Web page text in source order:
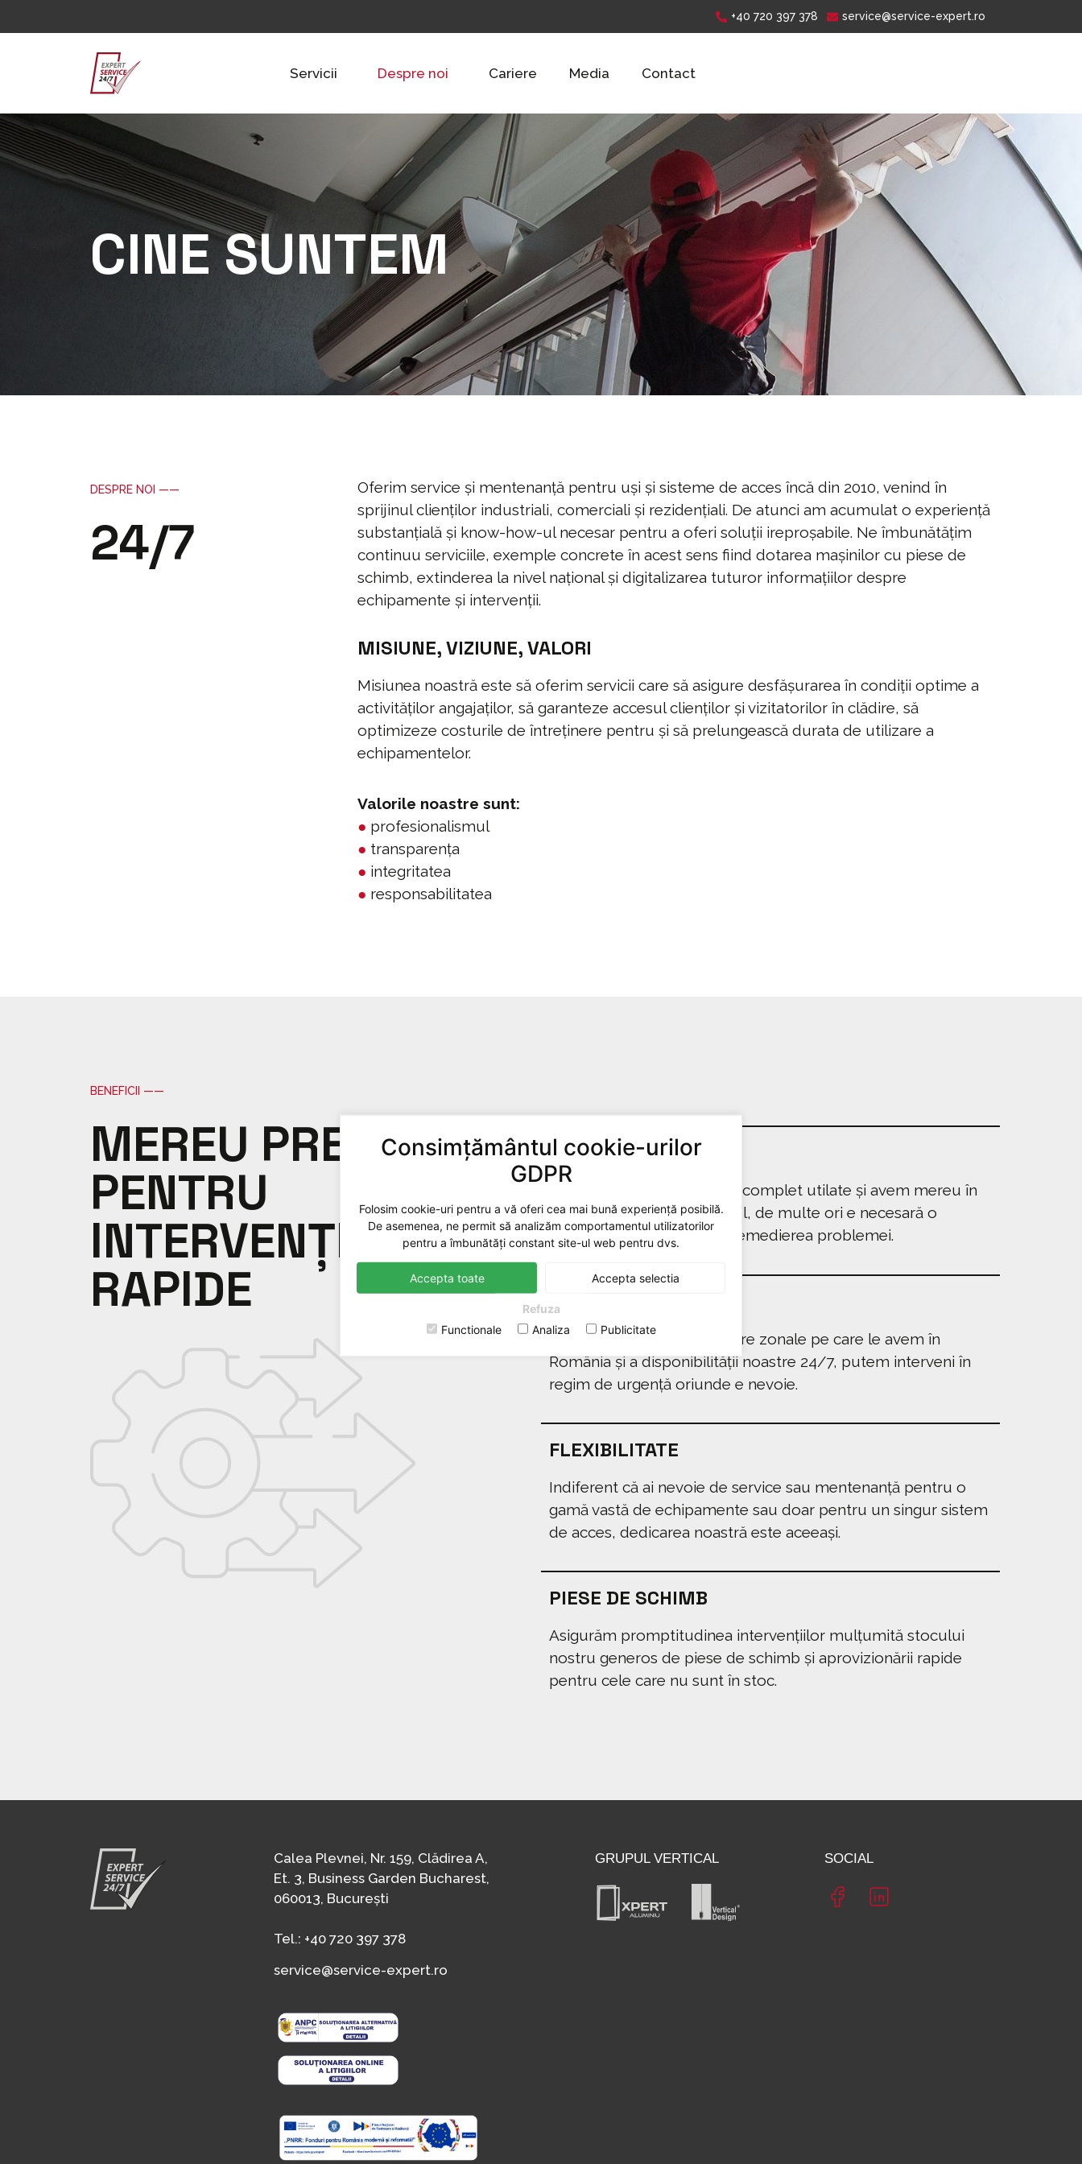
+40 720 397 378 service@service-expert.ro
Servicii Despre noi Cariere Media Contact
CINE SUNTEM
DESPRE NOI ——
24/7
Oferim service și mentenanță pentru uși și sisteme de acces încă din 2010, venind în
sprijinul clienților industriali, comerciali și rezidențiali. De atunci am acumulat o experiență
substanțială și know-how-ul necesar pentru a oferi soluții ireproșabile. Ne îmbunătățim
continuu serviciile, exemple concrete în acest sens fiind dotarea mașinilor cu piese de
schimb, extinderea la nivel național și digitalizarea tuturor informațiilor despre
echipamente și intervenții.
MISIUNE, VIZIUNE, VALORI
Misiunea noastră este să oferim servicii care să asigure desfășurarea în condiții optime a
activităților angajaților, să garanteze accesul clienților și vizitatorilor în clădire, să
optimizeze costurile de întreținere pentru și să prelungească durata de utilizare a
echipamentelor.
Valorile noastre sunt:
● profesionalismul
● transparența
● integritatea
● responsabilitatea
BENEFICII ——
MEREU PREGĂTIȚI
PENTRU
INTERVENȚII
RAPIDE
DOTARE
Suntem pregătiți cu mașini complet utilate și avem mereu în
stoc piese de schimb. Astfel, de multe ori e necesară o
singură deplasare pentru remedierea problemei.
RAPIDITATE
Mulțumită multiplelor centre zonale pe care le avem în
România și a disponibilității noastre 24/7, putem interveni în
regim de urgență oriunde e nevoie.
FLEXIBILITATE
Indiferent că ai nevoie de service sau mentenanță pentru o
gamă vastă de echipamente sau doar pentru un singur sistem
de acces, dedicarea noastră este aceeași.
PIESE DE SCHIMB
Asigurăm promptitudinea intervențiilor mulțumită stocului
nostru generos de piese de schimb și aprovizionării rapide
pentru cele care nu sunt în stoc.
Calea Plevnei, Nr. 159, Clădirea A,
Et. 3, Business Garden Bucharest,
060013, București
Tel.: +40 720 397 378
service@service-expert.ro
GRUPUL VERTICAL SOCIAL
Consimțământul cookie-urilor
GDPR
Folosim cookie-uri pentru a vă oferi cea mai bună experiență posibilă.
De asemenea, ne permit să analizăm comportamentul utilizatorilor
pentru a îmbunătăți constant site-ul web pentru dvs.
Accepta toate Accepta selectia
Refuza
Functionale
Analiza Publicitate